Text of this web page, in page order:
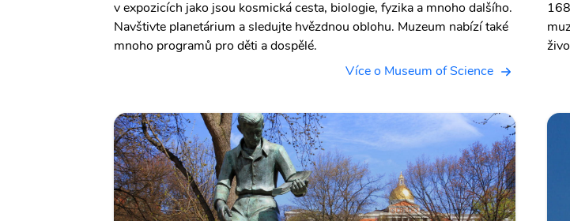
v expozicích jako jsou kosmická cesta, biologie, fyzika a mnoho dalšího.
Navštivte planetárium a sledujte hvězdnou oblohu. Muzeum nabízí také
mnoho programů pro děti a dospělé.
Více o Museum of Science